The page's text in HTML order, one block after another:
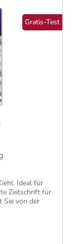
Gratis-Test
Ideal für
Zeitschrift für
Sie von der